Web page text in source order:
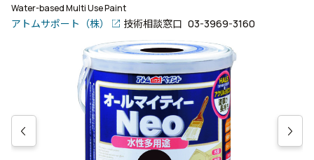
Water-based Multi Use Paint
アトムサポート（株） 技術相談窓口 03-3969-3160